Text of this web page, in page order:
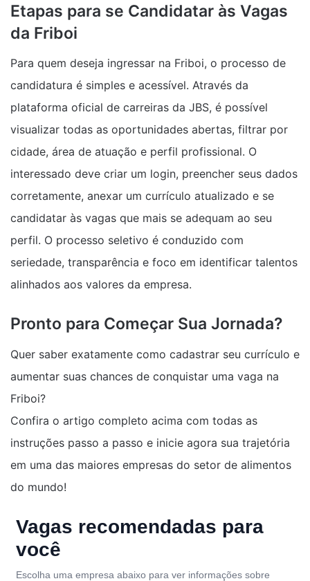
Etapas para se Candidatar às Vagas
da Friboi
Para quem deseja ingressar na Friboi, o processo de
candidatura é simples e acessível. Através da
plataforma oficial de carreiras da JBS, é possível
visualizar todas as oportunidades abertas, filtrar por
cidade, área de atuação e perfil profissional. O
interessado deve criar um login, preencher seus dados
corretamente, anexar um currículo atualizado e se
candidatar às vagas que mais se adequam ao seu
perfil. O processo seletivo é conduzido com
seriedade, transparência e foco em identificar talentos
alinhados aos valores da empresa.
Pronto para Começar Sua Jornada?
Quer saber exatamente como cadastrar seu currículo e
aumentar suas chances de conquistar uma vaga na
Friboi?
Confira o artigo completo acima com todas as
instruções passo a passo e inicie agora sua trajetória
em uma das maiores empresas do setor de alimentos
do mundo!
Vagas recomendadas para
você
Escolha uma empresa abaixo para ver informações sobre